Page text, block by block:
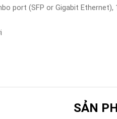
port (SFP or Gigabit Ethernet),
SẢN